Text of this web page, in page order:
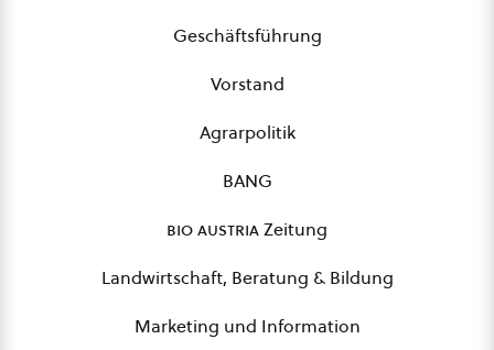
Geschäftsführung
Vorstand
Agrarpolitik
BANG
bio austriaZeitung
Landwirtschaft, Beratung & Bildung
Marketing und Information